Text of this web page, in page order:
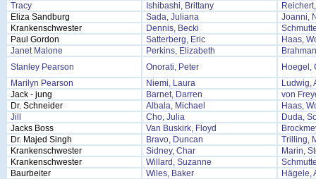
Tracy
Ishibashi, Brittany
Eliza Sandburg
Sada, Juliana
Joanni,
Krankenschwester
Dennis, Becki
Paul Gordon
Satterberg, Eric
Haas,
Janet Malone
Perkins, Elizabeth
Stanley Pearson
Onorati, Peter
Hoegel,
Marilyn Pearson
Niemi, Laura
Ludwig,
Jack - jung
Barnet, Darren
von
Dr. Schneider
Albala, Michael
Haas,
Jill
Cho, Julia
Duda,
Jacks Boss
Van Buskirk, Floyd
Dr. Majed Singh
Bravo, Duncan
Trilling,
Krankenschwester
Sidney, Char
Marin,
Krankenschwester
Willard, Suzanne
Baurbeiter
Wiles, Baker
Hägele,